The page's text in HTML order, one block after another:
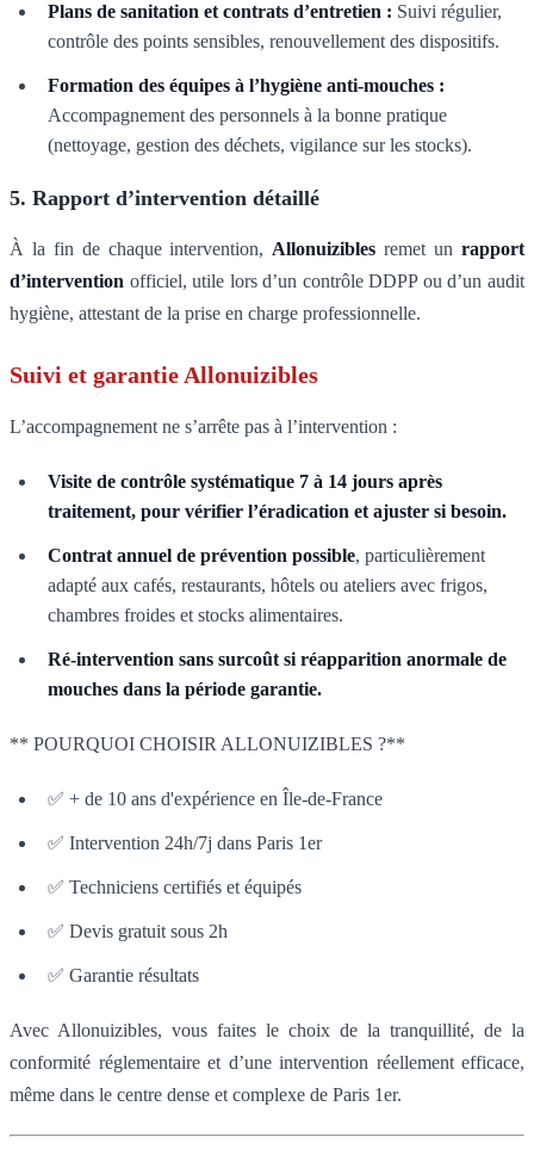
Plans de sanitation et contrats d’entretien : Suivi régulier,
contrôle des points sensibles, renouvellement des dispositifs.
Formation des équipes à l’hygiène anti-mouches :
Accompagnement des personnels à la bonne pratique
(nettoyage, gestion des déchets, vigilance sur les stocks).
5. Rapport d’intervention détaillé
À la fin de chaque intervention, Allonuizibles remet unrapport
d’intervention officiel, utile lors d’un contrôle DDPP ou d’un audit
hygiène, attestant de la prise en charge professionnelle.
Suivi et garantie Allonuizibles
L’accompagnement ne s’arrête pas à l’intervention :
Visite de contrôle systématique 7 à 14 jours après
traitement, pour vérifier l’éradication et ajuster si besoin.
Contrat annuel de prévention possible, particulièrement
adapté aux cafés, restaurants, hôtels ou ateliers avec frigos,
chambres froides et stocks alimentaires.
Ré-intervention sans surcoût si réapparition anormale de
mouches dans la période garantie.
** POURQUOI CHOISIR ALLONUIZIBLES ?**
✅ + de 10 ans d'expérience en Île-de-France
✅ Intervention 24h/7j dans Paris 1er
✅ Techniciens certifiés et équipés
✅ Devis gratuit sous 2h
✅ Garantie résultats
Avec Allonuizibles, vous faites le choix de la tranquillité, de la
conformité réglementaire et d’une intervention réellement efficace,
même dans le centre dense et complexe de Paris 1er.